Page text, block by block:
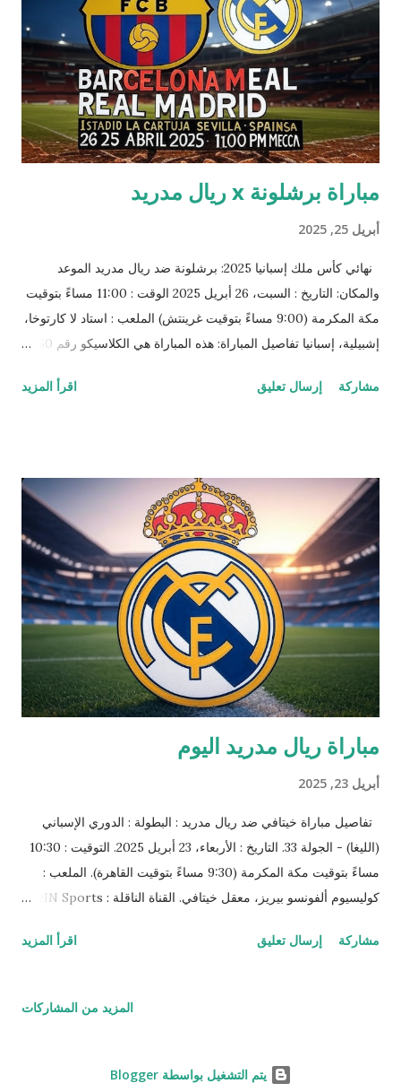
الأطراف. التحقيقات لا تزال جارية لتحديد السبب الجذري، وتعمل
شركات الطاقة مثل "ريد إلكتريكا" الإسبانية و"إي-ريديس" البرتغالية
على استعادة التيار تدريجيًا، مع توقعات بأن تستغرق العملية من 6 إلى
10 ساعات. ا...
مباراة برشلونة x ريال مدريد
أبريل 25, 2025
نهائي كأس ملك إسبانيا 2025: برشلونة ضد ريال مدريد الموعد
والمكان: التاريخ : السبت، 26 أبريل 2025 الوقت : 11:00 مساءً بتوقيت
مكة المكرمة (9:00 مساءً بتوقيت غرينتش) الملعب : استاد لا كارتوخا،
إشبيلية، إسبانيا تفاصيل المباراة: هذه المباراة هي الكلاسيكو رقم 260
2014، عندما فاز ريال مدريد 2-1. برشلونة تأهل بعد فوزه على أتلتيكو
سنوات والوصول إلى اللقب رقم 32 في تاريخه، بينما يسعى ريال
مدريد للفوز باللقب الـ21. المباراة تأتي وسط ضغوط على مدرب ريال
مدريد كارلو أنشيلوتي، حيث قد يكون الفوز بالكأس حاسمًا لمستقبله
مع الفريق. توقعات المباراة: برشلونة : تحت قيادة المدرب هانزي فليك،
يظهر الفريق تحسنًا ملحوظًا هذا الموسم، مع أداء هجومي قوي بقيادة
لاعبين مثل ليفاندوفسكي وفيران توريس. تصريحات توريس تشير إلى
ثقة الفريق بأنه المرشح للفوز. ريال مدريد : يعتمد...
مشاركة إرسال تعليق اقرأ المزيد
مباراة ريال مدريد اليوم
أبريل 23, 2025
تفاصيل مباراة خيتافي ضد ريال مدريد : البطولة : الدوري الإسباني
(الليغا) - الجولة 33. التاريخ : الأربعاء، 23 أبريل 2025. التوقيت : 10:30
مساءً بتوقيت مكة المكرمة (9:30 مساءً بتوقيت القاهرة). الملعب :
كوليسيوم ألفونسو بيريز، معقل خيتافي. القناة الناقلة : beIN Sports
تحديث). وضع الفريقين : ريال مدريد : يحتل المركز الثاني في الليغا
كارلو أنشيلوتي لتقليص الفارق مع برشلونة المتصدر (75 نقطة). الفريق
يعتمد خيتافي على أسلوب دفاعي قوي تحت قيادة المدرب خوسيه
مشاركة إرسال تعليق اقرأ المزيد
المزيد من المشاركات
‏يتم التشغيل بواسطة Blogger